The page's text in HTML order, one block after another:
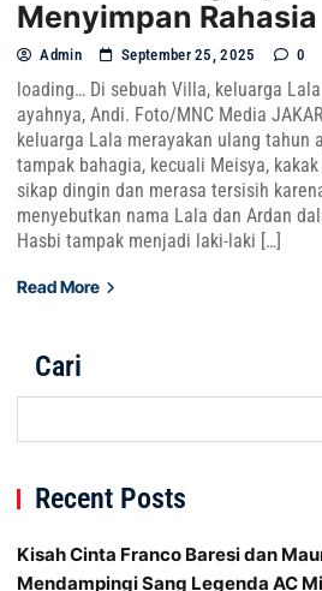
Menyimpan Rahasia
Admin September 25, 2025 0
loading… Di sebuah Villa, keluarga
ayahnya, Andi. Foto/MNC Media
keluarga Lala merayakan ulang tahun
tampak bahagia, kecuali Meisya,
sikap dingin dan merasa tersisih
menyebutkan nama Lala dan Ardan
Hasbi tampak menjadi laki-laki […]
Read More
Cari
Recent Posts
Kisah Cinta Franco Baresi dan
Mendampingi Sang Legenda AC